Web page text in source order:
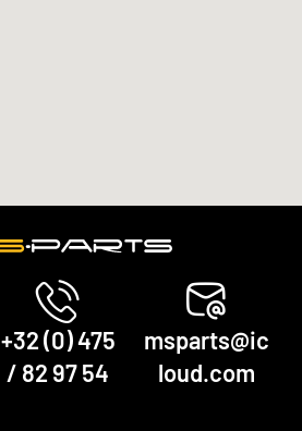
+32 (0) 475
/ 82 97 54
msparts@ic
loud.com